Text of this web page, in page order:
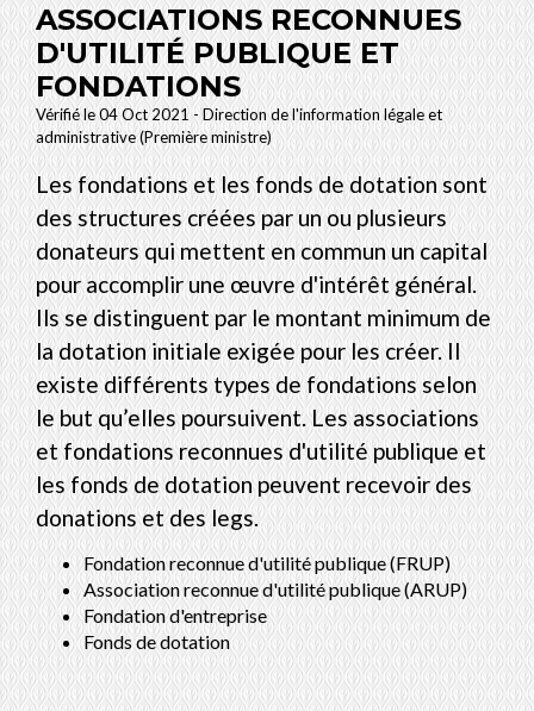
ASSOCIATIONS RECONNUES
D'UTILITÉ PUBLIQUE ET
FONDATIONS
Vérifié le 04 Oct 2021 - Direction de l'information légale et
administrative (Première ministre)
Les fondations et les fonds de dotation sont
des structures créées par un ou plusieurs
donateurs qui mettent en commun un capital
pour accomplir une œuvre d'intérêt général.
Ils se distinguent par le montant minimum de
la dotation initiale exigée pour les créer. Il
existe différents types de fondations selon
le but qu’elles poursuivent. Les associations
et fondations reconnues d'utilité publique et
les fonds de dotation peuvent recevoir des
donations et des legs.
Fondation reconnue d'utilité publique (FRUP)
Association reconnue d'utilité publique (ARUP)
Fondation d'entreprise
Fonds de dotation